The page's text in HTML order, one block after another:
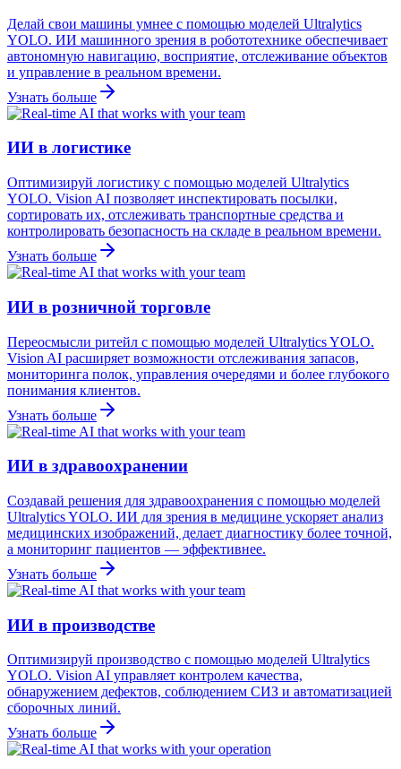
Делай свои машины умнее с помощью моделей Ultralytics
YOLO. ИИ машинного зрения в робототехнике обеспечивает
автономную навигацию, восприятие, отслеживание объектов
и управление в реальном времени.
Узнать больше
ИИ в логистике
Оптимизируй логистику с помощью моделей Ultralytics
YOLO. Vision AI позволяет инспектировать посылки,
сортировать их, отслеживать транспортные средства и
контролировать безопасность на складе в реальном времени.
Узнать больше
ИИ в розничной торговле
Переосмысли ритейл с помощью моделей Ultralytics YOLO.
Vision AI расширяет возможности отслеживания запасов,
мониторинга полок, управления очередями и более глубокого
понимания клиентов.
Узнать больше
ИИ в здравоохранении
Создавай решения для здравоохранения с помощью моделей
Ultralytics YOLO. ИИ для зрения в медицине ускоряет анализ
медицинских изображений, делает диагностику более точной,
а мониторинг пациентов — эффективнее.
Узнать больше
ИИ в производстве
Оптимизируй производство с помощью моделей Ultralytics
YOLO. Vision AI управляет контролем качества,
обнаружением дефектов, соблюдением СИЗ и автоматизацией
сборочных линий.
Узнать больше